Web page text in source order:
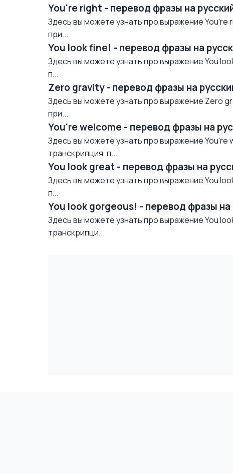
You're right - перевод фразы на
Здесь вы можете узнать про выражение You're
при...
You look fine! - перевод фразы на
Здесь вы можете узнать про выражение You
п...
Zero gravity - перевод фразы на
Здесь вы можете узнать про выражение Zero
при...
You're welcome - перевод фразы на
Здесь вы можете узнать про выражение You're
транскрипция, п...
You look great - перевод фразы на
Здесь вы можете узнать про выражение You
п...
You look gorgeous! - перевод фразы на
Здесь вы можете узнать про выражение You
транскрипци...